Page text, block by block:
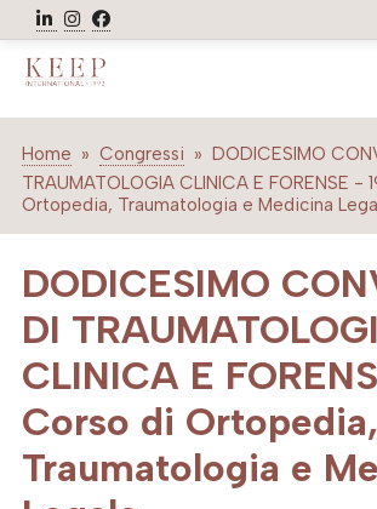
HOME
AZIENDA
NEWS
CONGRESSI
WEBINAR
VIDEO
ASSOCIAZIONI
CONTATTI
Home » Congressi » DODICESIMO
TRAUMATOLOGIA CLINICA E FORENSE -
Ortopedia, Traumatologia e Medicina
DODICESIMO
DI
CLINICA E
Corso di Ortopedia,
Traumatologia e